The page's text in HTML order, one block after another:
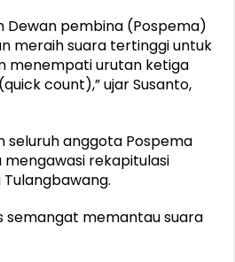
Dewan pembina (Pospema)
meraih suara tertinggi untuk
menempati urutan ketiga
count),” ujar Susanto,
seluruh anggota Pospema
rekapitulasi
semangat memantau suara